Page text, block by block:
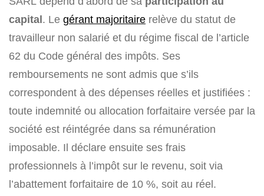
capital. Le gérant majoritaire relève du statut de
travailleur non salarié et du régime fiscal de l’article
62 du Code général des impôts. Ses
remboursements ne sont admis que s’ils
correspondent à des dépenses réelles et justifiées :
toute indemnité ou allocation forfaitaire versée par la
société est réintégrée dans sa rémunération
imposable. Il déclare ensuite ses frais
professionnels à l’impôt sur le revenu, soit via
l’abattement forfaitaire de 10 %, soit au réel.